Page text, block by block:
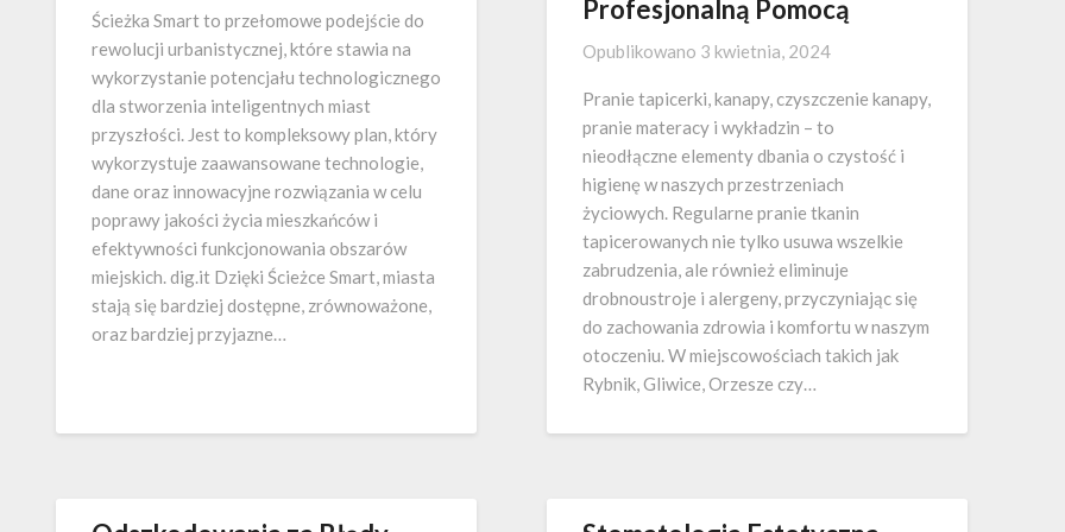
Ścieżka Smart to przełomowe podejście do
rewolucji urbanistycznej, które stawia na
wykorzystanie potencjału technologicznego
dla stworzenia inteligentnych miast
przyszłości. Jest to kompleksowy plan, który
wykorzystuje zaawansowane technologie,
dane oraz innowacyjne rozwiązania w celu
poprawy jakości życia mieszkańców i
efektywności funkcjonowania obszarów
miejskich. dig.it Dzięki Ścieżce Smart, miasta
stają się bardziej dostępne, zrównoważone,
oraz bardziej przyjazne…
Profesjonalną Pomocą
Opublikowano 3 kwietnia, 2024
Pranie tapicerki, kanapy, czyszczenie kanapy,
pranie materacy i wykładzin – to
nieodłączne elementy dbania o czystość i
higienę w naszych przestrzeniach
życiowych. Regularne pranie tkanin
tapicerowanych nie tylko usuwa wszelkie
zabrudzenia, ale również eliminuje
drobnoustroje i alergeny, przyczyniając się
do zachowania zdrowia i komfortu w naszym
otoczeniu. W miejscowościach takich jak
Rybnik, Gliwice, Orzesze czy…